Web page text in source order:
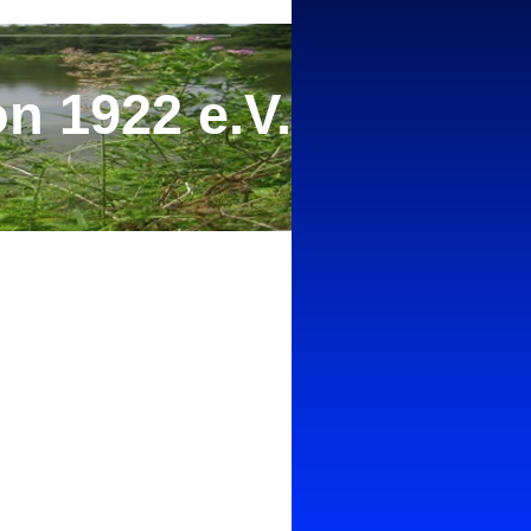
1922 e.V.